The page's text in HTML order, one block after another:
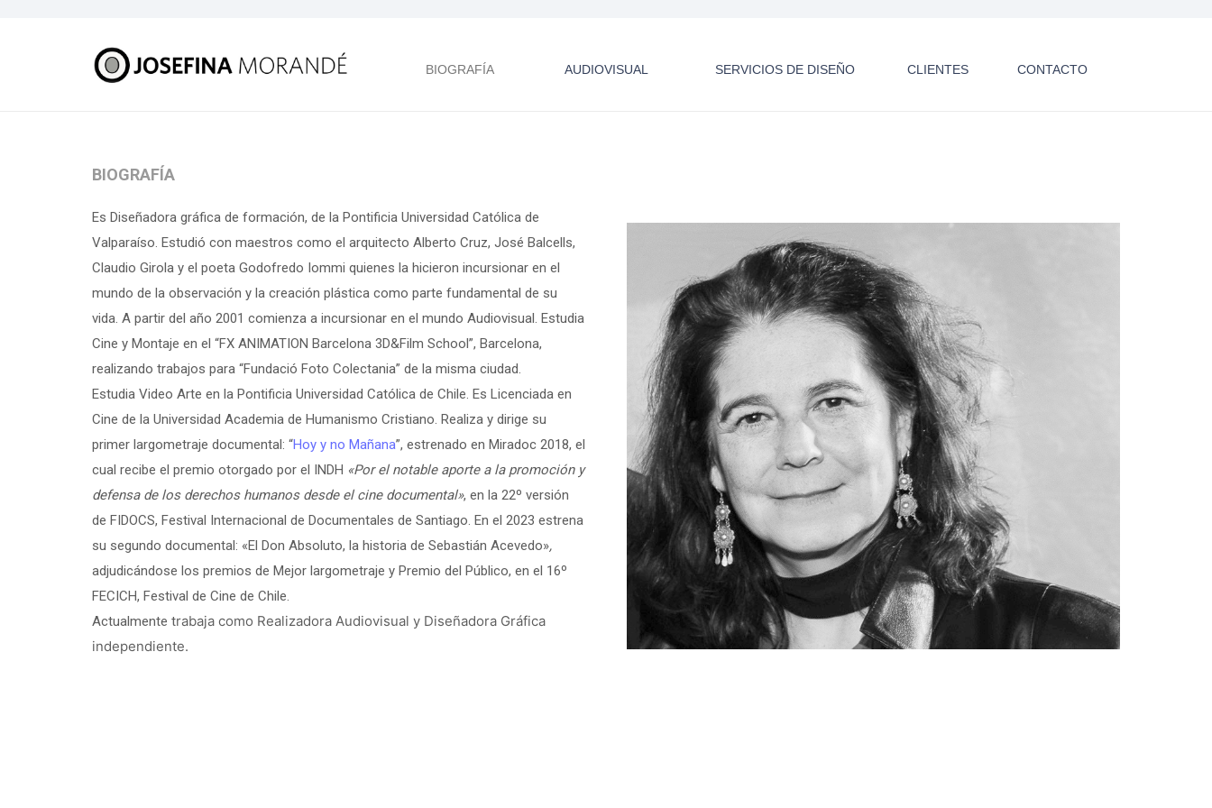
BIOGRAFÍA AUDIOVISUAL SERVICIOS DE DISEÑO CLIENTES CONTACTO
BIOGRAFÍA
Es Diseñadora gráfica de formación, de la Pontificia Universidad Católica de
Valparaíso. Estudió con maestros como el arquitecto Alberto Cruz, José Balcells,
Claudio Girola y el poeta Godofredo Iommi quienes la hicieron incursionar en el
mundo de la observación y la creación plástica como parte fundamental de su
vida. A partir del año 2001 comienza a incursionar en el mundo Audiovisual. Estudia
Cine y Montaje en el “FX ANIMATION Barcelona 3D&Film School”, Barcelona,
realizando trabajos para “Fundació Foto Colectania” de la misma ciudad.
Estudia Video Arte en la Pontificia Universidad Católica de Chile. Es Licenciada en
Cine de la Universidad Academia de Humanismo Cristiano. Realiza y dirige su
primer largometraje documental: “Hoy y no Mañana”, estrenado en Miradoc 2018, el
cual recibe el premio otorgado por el INDH «Por el notable aporte a la promoción y
defensa de los derechos humanos desde el cine documental», en la 22º versión
de FIDOCS, Festival Internacional de Documentales de Santiago. En el 2023 estrena
su segundo documental: «El Don Absoluto, la historia de Sebastián Acevedo»,
adjudicándose los premios de Mejor largometraje y Premio del Público, en el 16º
FECICH, Festival de Cine de Chile.
Actualmente trabaja como Realizadora Audiovisual y Diseñadora Gráfica
independiente.